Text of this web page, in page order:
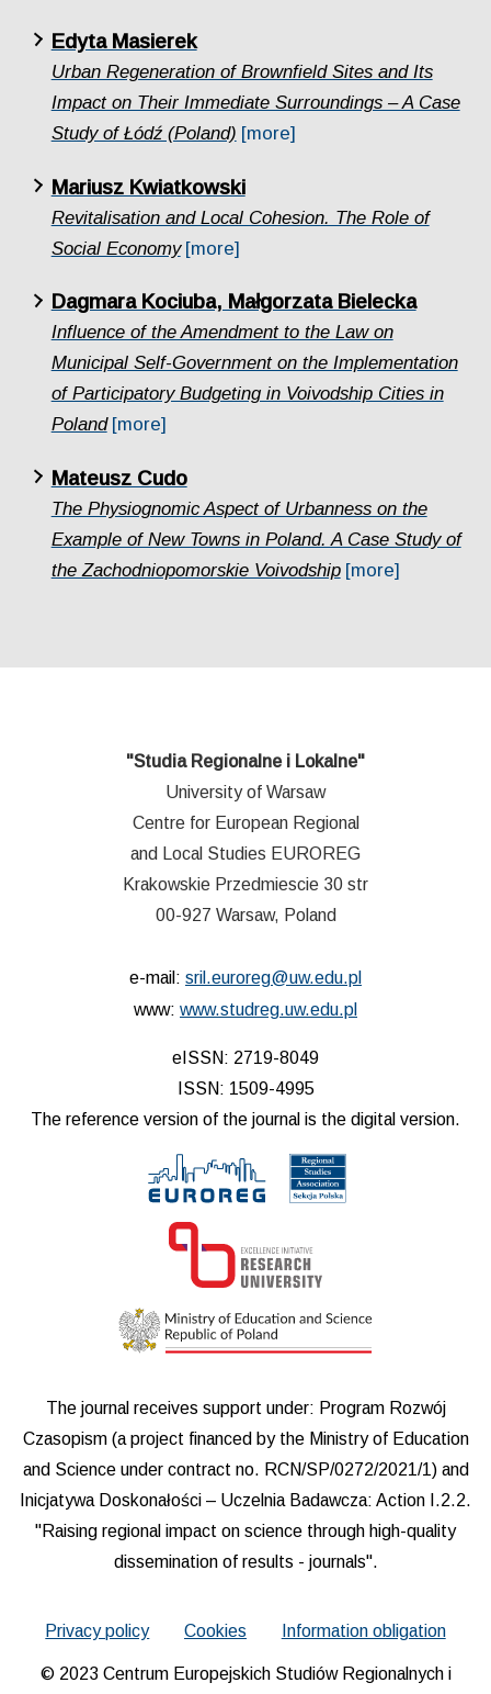
Edyta Masierek
Urban Regeneration of Brownfield Sites and Its
Impact on Their Immediate Surroundings – A Case
Study of Łódź (Poland) [more]
Mariusz Kwiatkowski
Revitalisation and Local Cohesion. The Role of
Social Economy [more]
Dagmara Kociuba, Małgorzata Bielecka
Influence of the Amendment to the Law on
Municipal Self-Government on the Implementation
of Participatory Budgeting in Voivodship Cities in
Poland [more]
Mateusz Cudo
The Physiognomic Aspect of Urbanness on the
Example of New Towns in Poland. A Case Study of
the Zachodniopomorskie Voivodship [more]
"Studia Regionalne i Lokalne"
University of Warsaw
Centre for European Regional
and Local Studies EUROREG
Krakowskie Przedmiescie 30 str
00-927 Warsaw, Poland
e-mail: sril.euroreg@uw.edu.pl
www: www.studreg.uw.edu.pl
eISSN: 2719-8049
ISSN: 1509-4995
The reference version of the journal is the digital version.
The journal receives support under: Program Rozwój
Czasopism (a project financed by the Ministry of Education
and Science under contract no. RCN/SP/0272/2021/1) and
Inicjatywa Doskonałości – Uczelnia Badawcza: Action I.2.2.
"Raising regional impact on science through high-quality
dissemination of results - journals".
Privacy policy Cookies Information obligation
© 2023 Centrum Europejskich Studiów Regionalnych i